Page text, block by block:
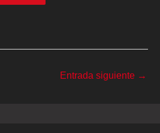
Entrada siguiente →